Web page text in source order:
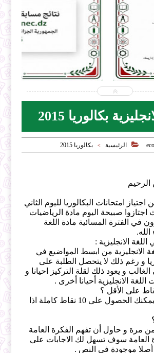
بكالوريا 2015
 الرئيسية > بكالوريا 2015
الرحيم
امتحانات البكالوريا لليوم الثاني
صبيحة اليوم مادة الرياضيات
في الفترة المسائية مادة اللغة
الله.
الانجليزية :
الانجليزية من ابسط المواضيع في
و رغم ذلك لا يتحصل الطلبة على
و يعود ذلك لقلة التركيز احيانا و
الانجليزية أحيانا أخرى .
في سؤال الفهم يمكنك الحصول على 10 نقاط كاملة اذا
مرة و حاول أن تفهم الفكرة العامة
العامة سوف تسهل لك الاجابات على
أصلا موجودة في النص .